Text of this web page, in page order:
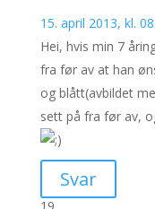
15. april 2013, kl.
Hei, hvis min 7
fra før av at han
og blått(avbildet
sett på fra før av,
Svar